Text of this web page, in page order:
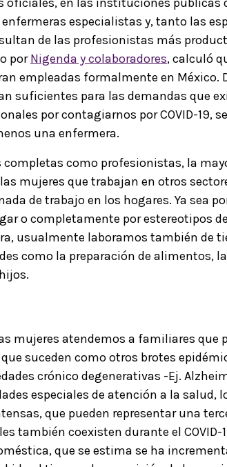
especialistas y, tanto las
de las profesionistas más
porNigenda y colaboradores, calculó
empleadas formalmente en México.
suficientes para las demandas que
por contagiarnos por COVID-19,
una enfermera.
completas como profesionistas, la
mujeres que trabajan en otros
de trabajo en los hogares. Ya sea
o completamente por estereotipos
usualmente laboramos también de
como la preparación de alimentos,
mujeres atendemos a familiares que
suceden como otros brotes
crónico degenerativas -Ej.
especiales de atención a la salud,
que pueden representar una
también coexisten durante el COVID-
que se estima se ha